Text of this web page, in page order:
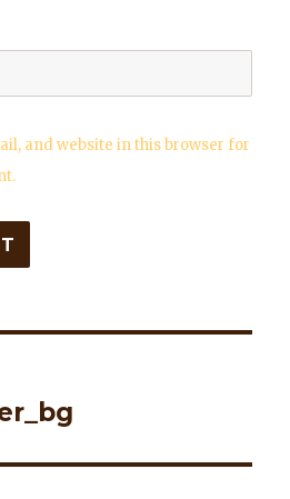
and website in this browser for